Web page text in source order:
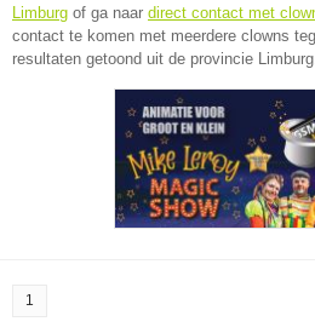
Limburg of ga naar direct contact met
contact te komen met meerdere clowns
resultaten getoond uit de provincie
1